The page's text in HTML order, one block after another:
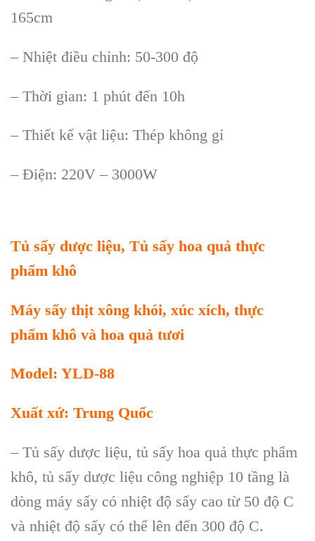
165cm
– Nhiệt điều chỉnh: 50-300 độ
– Thời gian: 1 phút đến 10h
– Thiết kế vật liệu: Thép không gỉ
– Điện: 220V – 3000W
Tủ sấy dược liệu, Tủ sấy hoa quả thực
phẩm khô
Máy sấy thịt xông khói, xúc xích, thực
phẩm khô và hoa quả tươi
Model: YLD-88
Xuất xứ: Trung Quốc
– Tủ sấy dược liệu, tủ sấy hoa quả thực phẩm
khô, tủ sấy dược liệu công nghiệp 10 tầng là
dòng máy sấy có nhiệt độ sấy cao từ 50 độ C
và nhiệt độ sấy có thể lên đến 300 độ C.